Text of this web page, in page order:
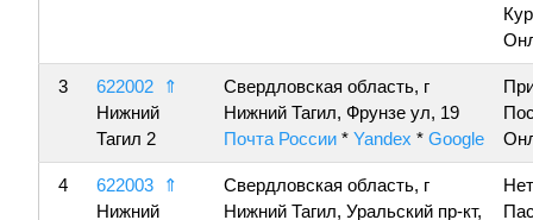
3 622002
⇑
Нижний
Тагил 2
Свердловская область, г
Нижний Тагил, Фрунзе ул, 19
Почта России * Yandex * Google
4 622003
⇑
Нижний
Свердловская область, г
Нижний Тагил, Уральский пр-кт,